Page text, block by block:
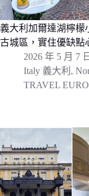
義大利加爾達湖檸檬
古城區，實住優缺點
2026 年 5 月 7 日
Italy 義大利 ,
TRAVEL